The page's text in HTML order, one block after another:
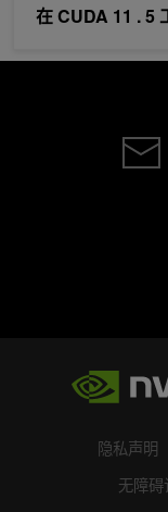
在 CUDA 11 . 5
隐私声明
无障碍